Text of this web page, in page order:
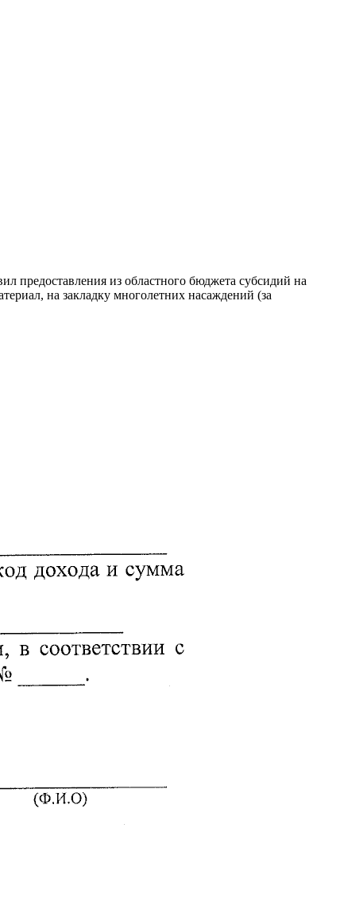
предоставления из областного бюджета субсидий на
на закладку многолетних насаждений (за